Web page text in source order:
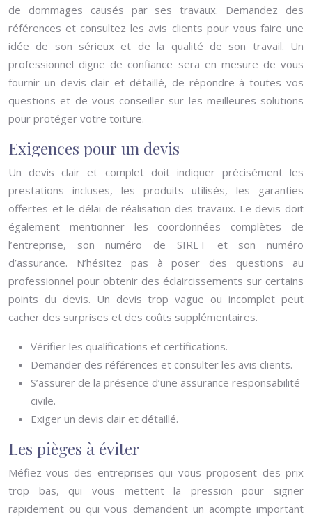
de dommages causés par ses travaux. Demandez des
références et consultez les avis clients pour vous faire une
idée de son sérieux et de la qualité de son travail. Un
professionnel digne de confiance sera en mesure de vous
fournir un devis clair et détaillé, de répondre à toutes vos
questions et de vous conseiller sur les meilleures solutions
pour protéger votre toiture.
Exigences pour un devis
Un devis clair et complet doit indiquer précisément les
prestations incluses, les produits utilisés, les garanties
offertes et le délai de réalisation des travaux. Le devis doit
également mentionner les coordonnées complètes de
l’entreprise, son numéro de SIRET et son numéro
d’assurance. N’hésitez pas à poser des questions au
professionnel pour obtenir des éclaircissements sur certains
points du devis. Un devis trop vague ou incomplet peut
cacher des surprises et des coûts supplémentaires.
Vérifier les qualifications et certifications.
Demander des références et consulter les avis clients.
S’assurer de la présence d’une assurance responsabilité
civile.
Exiger un devis clair et détaillé.
Les pièges à éviter
Méfiez-vous des entreprises qui vous proposent des prix
trop bas, qui vous mettent la pression pour signer
rapidement ou qui vous demandent un acompte important